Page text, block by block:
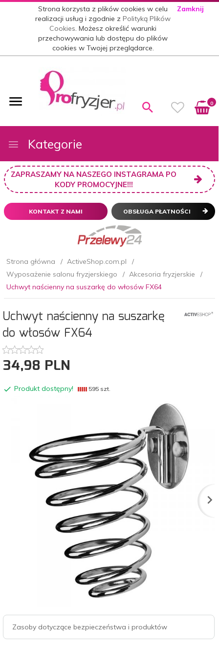
Strona korzysta z plików cookies w celu
realizacji usług i zgodnie zPolityką Plików
Cookies. Możesz określić warunki
przechowywania lub dostępu do plików
cookies w Twojej przeglądarce.
Zamknij
0
Kategorie
ZAPRASZAMY NA NASZEGO INSTAGRAMA PO
KODY PROMOCYJNE!!!
KONTAKT Z NAMI OBSŁUGA PŁATNOŚCI
Strona główna
ActiveShop.com.pl
Wyposażenie salonu fryzjerskiego
Akcesoria fryzjerskie
Uchwyt naścienny na suszarkę do włosów FX64
Uchwyt naścienny na suszarkę
do włosów FX64
34,98 PLN
Produkt dostępny! 595 szt.
Zasoby dotyczące bezpieczeństwa i produktów